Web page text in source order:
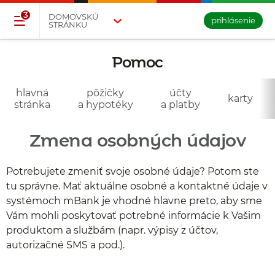
DOMOVSKÚ
STRÁNKU
3
prihlásenie
Pomoc
hlavná
stránka
pôžičky
a hypotéky
účty
a platby
karty
Zmena osobných údajov
Potrebujete zmeniť svoje osobné údaje? Potom ste
tu správne. Mať aktuálne osobné a kontaktné údaje v
systémoch mBank je vhodné hlavne preto, aby sme
Vám mohli poskytovať potrebné informácie k Vašim
produktom a službám (napr. výpisy z účtov,
autorizačné SMS a pod.).